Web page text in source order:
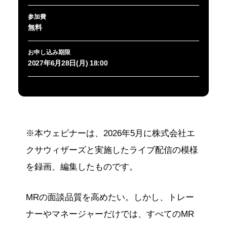
参加費
無料
お申し込み期限
2027年6月28日(月) 18:00
※本ウェビナーは、2026年5月に株式会社エ
クサウィザーズと実施したライブ配信の模様
を録画、編集したものです。
MRの面談品質を高めたい。しかし、トレー
ナーやマネージャーだけでは、すべてのMR